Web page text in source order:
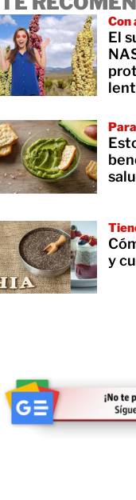
Con
El
y